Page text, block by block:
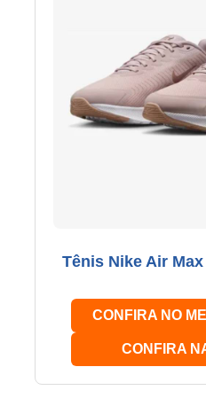
Tênis Nike Air
CONFIRA NO
CONFIRA